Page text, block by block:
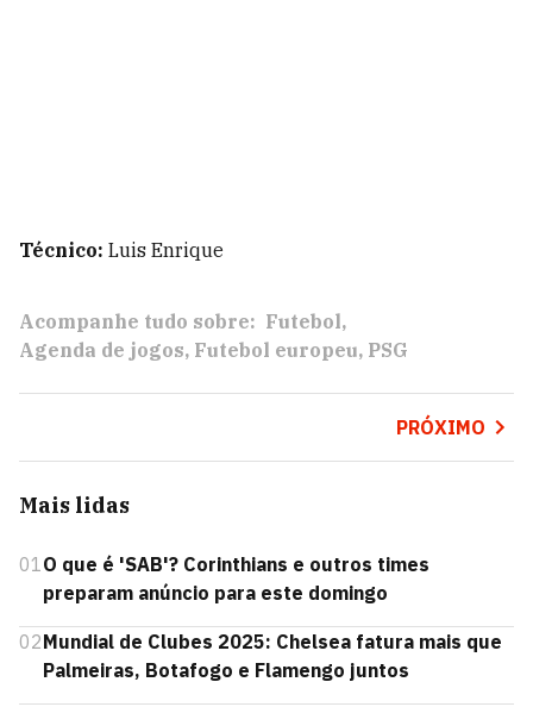
Técnico: Luis Enrique
Acompanhe tudo sobre: Futebol
Agenda de jogos Futebol europeu PSG
PRÓXIMO
Mais lidas
01O que é 'SAB'? Corinthians e outros times
preparam anúncio para este domingo
02Mundial de Clubes 2025: Chelsea fatura mais que
Palmeiras, Botafogo e Flamengo juntos